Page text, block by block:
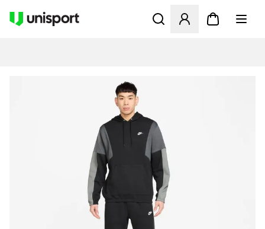
Åbner en Modal til at